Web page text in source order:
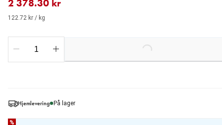
Hjemlevering På lager
%
2 378.30 kr
122.72 kr / kg
Loading...